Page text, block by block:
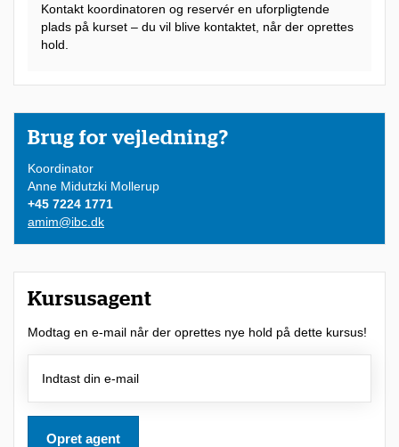
Kontakt koordinatoren og reservér en uforpligtende
plads på kurset – du vil blive kontaktet, når der oprettes
hold.
Brug for vejledning?
Koordinator
Anne Midutzki Mollerup
+45 7224 1771
amim@ibc.dk
Kursusagent
Modtag en e-mail når der oprettes nye hold på dette kursus!
Opret agent